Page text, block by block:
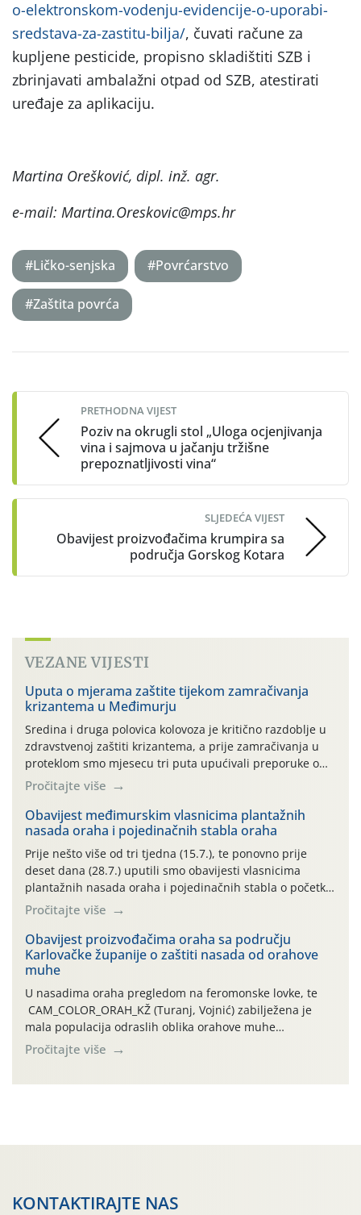
o-elektronskom-vodenju-evidencije-o-uporabi-
sredstava-za-zastitu-bilja/, čuvati račune za
kupljene pesticide, propisno skladištiti SZB i
zbrinjavati ambalažni otpad od SZB, atestirati
uređaje za aplikaciju.
Martina Orešković, dipl. inž. agr.
e-mail: Martina.Oreskovic@mps.hr
#Ličko-senjska #Povrćarstvo
#Zaštita povrća
navigation
PRETHODNA VIJEST
Poziv na okrugli stol „Uloga ocjenjivanja
vina i sajmova u jačanju tržišne
prepoznatljivosti vina“
SLJEDEĆA VIJEST
Obavijest proizvođačima krumpira sa
područja Gorskog Kotara
VEZANE VIJESTI
Uputa o mjerama zaštite tijekom zamračivanja
krizantema u Međimurju
Sredina i druga polovica kolovoza je kritično razdoblje u
zdravstvenoj zaštiti krizantema, a prije zamračivanja u
proteklom smo mjesecu tri puta upućivali preporuke o
preventivnim mjerama zaštite krizantema od najčešćih
uzročnika bolesti, štetnika i fito-fagnih grinja (23.7., 14.7.,
06.7.)! Na početku ovog mjeseca je zabilježeno je
povijesno i ekstremno vruće meteorološko razdoblje, uz
najviše temperature […]
Pročitajte više
Obavijest međimurskim vlasnicima plantažnih
nasada oraha i pojedinačnih stabla oraha
Prije nešto više od tri tjedna (15.7.), te ponovno prije
deset dana (28.7.) uputili smo obavijesti vlasnicima
plantažnih nasada oraha i pojedinačnih stabla o početku
leta i ovogodišnjoj potrebi usmjerenog suzbijanja
orahove muhe (Rhagoletis completa)! Već dvanaest dana
traje drugi ovogodišnji “toplinski udar”, koji naročito
izražen zadnja šest dana (31.7.-05.8.), jer najviše
temperature zraka svakodnevno […]
Pročitajte više
Obavijest proizvođačima oraha sa području
Karlovačke županije o zaštiti nasada od orahove
muhe
U nasadima oraha pregledom na feromonske lovke, te
CAM_COLOR_ORAH_KŽ (Turanj, Vojnić) zabilježena je
mala populacija odraslih oblika orahove muhe
(Rhagoletis completa). Niska brojnost može se objasniti
činjenicom da je riječ o mladim nasadima s vrlo malim
Pročitajte više
KONTAKTIRAJTE NAS